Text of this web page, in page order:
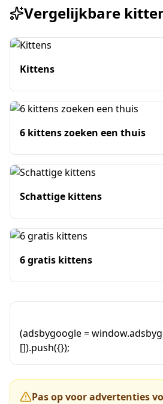
Vergelijkbare
Kittens
6 kittens zoeken een thuis
Schattige kittens
6 gratis kittens
(adsbygoogle =
[]).push({});
Pas op voor advertenties